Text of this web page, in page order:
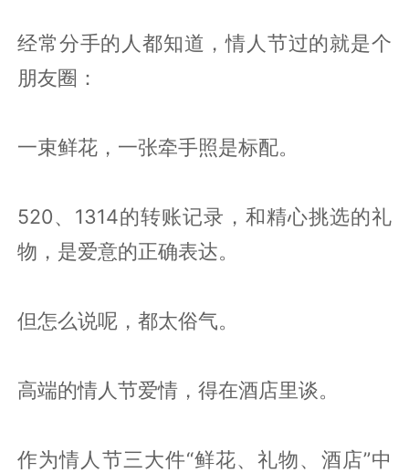
经常分手的人都知道，情人节过的就是个
朋友圈：
一束鲜花，一张牵手照是标配。
520、1314的转账记录，和精心挑选的礼
物，是爱意的正确表达。
但怎么说呢，都太俗气。
高端的情人节爱情，得在酒店里谈。
作为情人节三大件“鲜花、礼物、酒店”中